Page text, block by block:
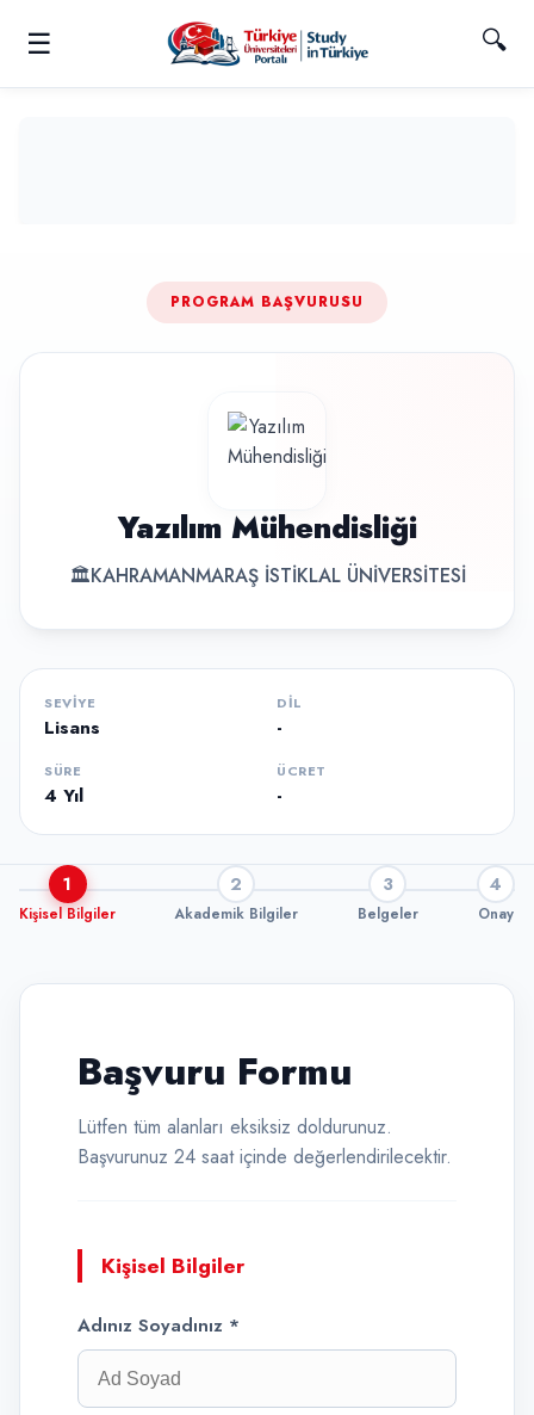
☰ 🔍
PROGRAM BAŞVURUSU
Yazılım Mühendisliği
🏛KAHRAMANMARAŞ İSTİKLAL ÜNİVERSİTESİ
SEVIYE
Lisans
DIL
-
SÜRE
4 Yıl
ÜCRET
-
1
Kişisel Bilgiler
2
Akademik Bilgiler
3
Belgeler
4
Onay
Başvuru Formu
Lütfen tüm alanları eksiksiz doldurunuz.
Başvurunuz 24 saat içinde değerlendirilecektir.
Kişisel Bilgiler
Adınız Soyadınız *